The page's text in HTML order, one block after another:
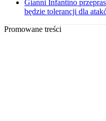
Gianni Infantino
będzie tolerancji dla
Promowane treści